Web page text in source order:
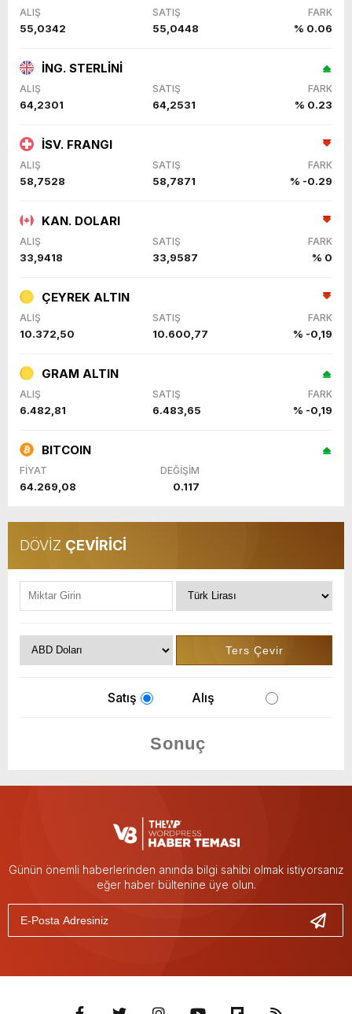
ALIŞ SATIŞ FARK
55,0342 55,0448 % 0.06
İNG. STERLİNİ
ALIŞ SATIŞ FARK
64,2301 64,2531 % 0.23
İSV. FRANGI
ALIŞ SATIŞ FARK
58,7528 58,7871 % -0.29
KAN. DOLARI
ALIŞ SATIŞ FARK
33,9418 33,9587 % 0
ÇEYREK ALTIN
ALIŞ SATIŞ FARK
10.372,50 10.600,77 % -0,19
GRAM ALTIN
ALIŞ SATIŞ FARK
6.482,81 6.483,65 % -0,19
BITCOIN
FİYAT DEĞİŞİM
64.269,08 0.117
DÖVİZ ÇEVİRİCİ
Satış Alış
Günün önemli haberlerinden anında bilgi sahibi olmak istiyorsanız
eğer haber bültenine üye olun.